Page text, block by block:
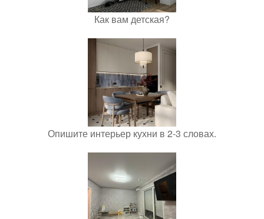
Как вам детская?
Опишите интерьер кухни в 2-3 словах.